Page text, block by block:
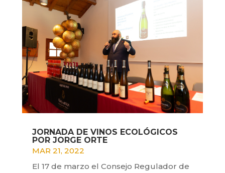
JORNADA DE VINOS ECOLÓGICOS
POR JORGE ORTE
MAR 21, 2022
El 17 de marzo el Consejo Regulador de